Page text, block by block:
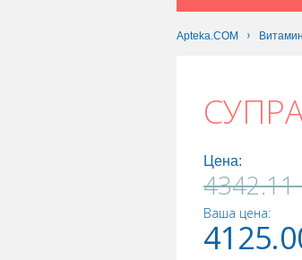
Apteka.COM
Цена:
4342.11
Ваша цена: